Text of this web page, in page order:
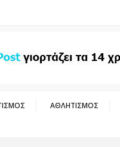
ΑΘΛΗΤΙΣΜΟΣ